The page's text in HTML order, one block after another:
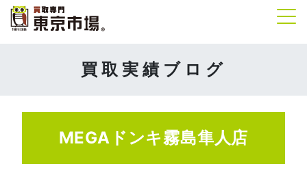
買取実績ブログ
MEGAドンキ霧島隼人店